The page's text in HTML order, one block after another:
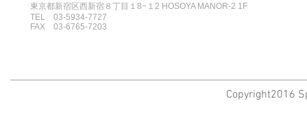
東京都新宿区西新宿８丁目１8−１2 HOSOYA MANOR-2 1F
TEL 03-5934-7727
FAX 03-6765-7203
Copyright2016